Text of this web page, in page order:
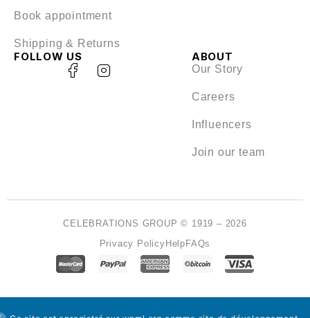
ABOUT
Our Story
Careers
Influencers
Join our team
Book appointment
Shipping & Returns
FOLLOW US
Privacy PolicyHelpFAQs
CELEBRATIONS GROUP © 1919 – 2026